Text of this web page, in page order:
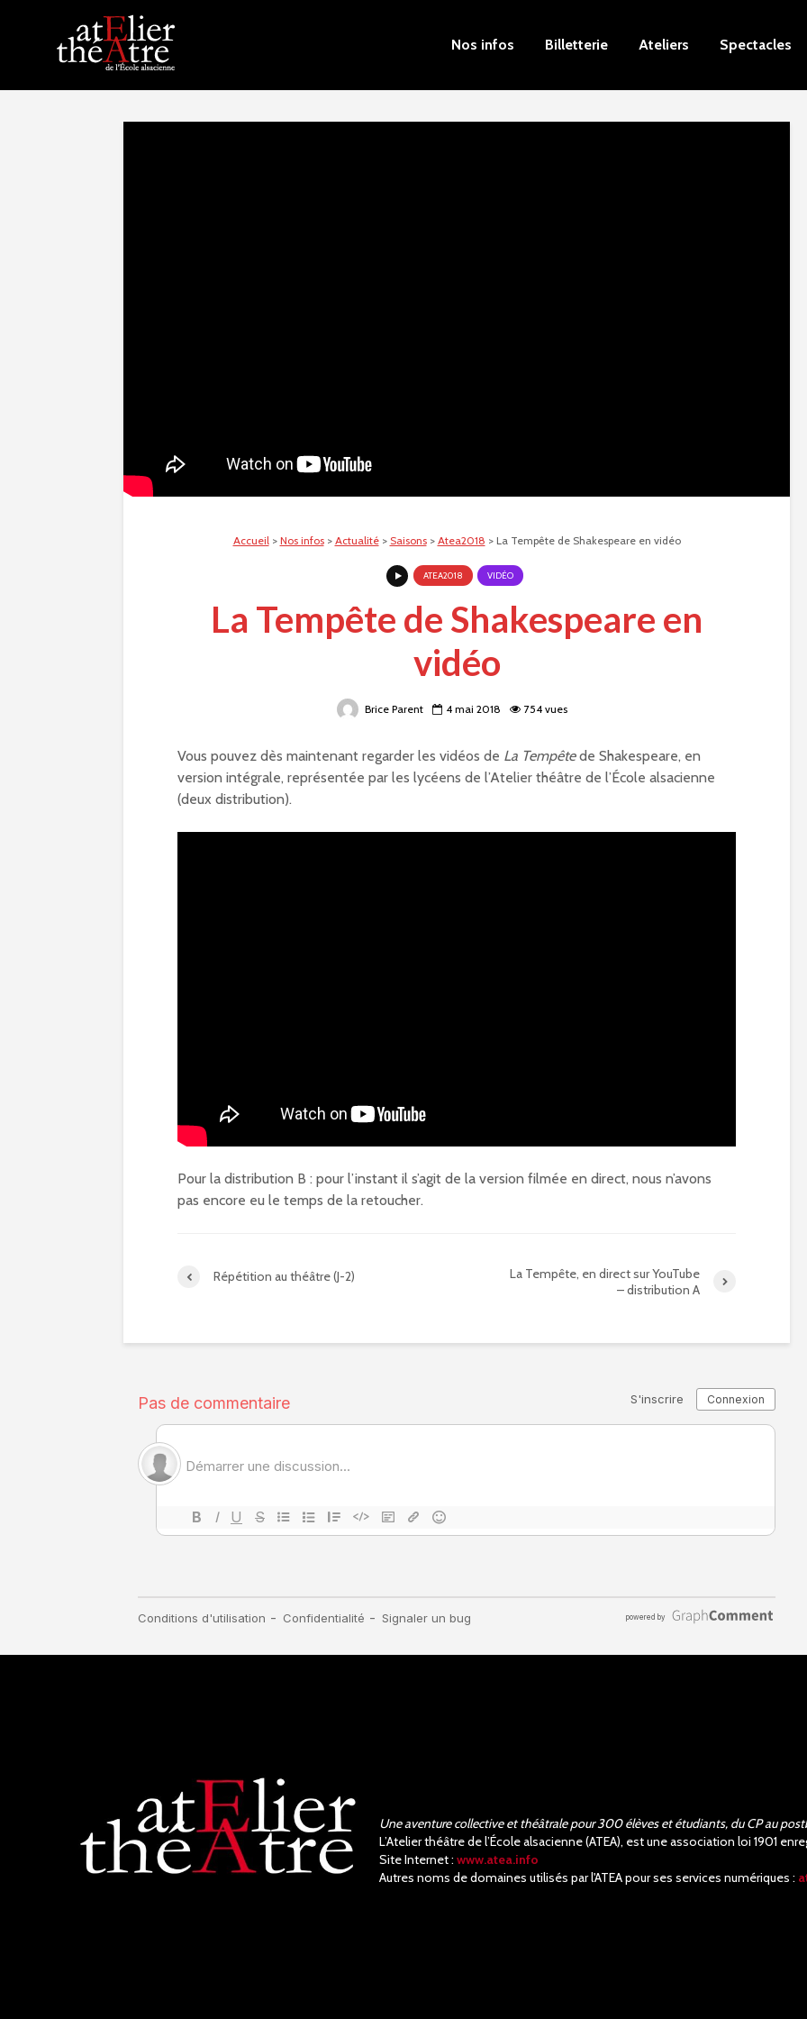
Nos infos Billetterie Ateliers Spectacles
Accueil> Nos infos> Actualité> Saisons> Atea2018 > La Tempête de Shakespeare en vidéo
ATEA2018 VIDÉO
La Tempête de Shakespeare en
vidéo
Brice Parent 4 mai 2018 754 vues
Vous pouvez dès maintenant regarder les vidéos de La Tempêtede Shakespeare, en
version intégrale, représentée par les lycéens de l’Atelier théâtre de l’École alsacienne
(deux distribution).
Pour la distribution B : pour l’instant il s’agit de la version filmée en direct, nous n’avons
pas encore eu le temps de la retoucher.
Répétition au théâtre (J-2)
La Tempête, en direct sur YouTube
– distribution A
Une aventure collective et théâtrale pour 300 élèves et étudiants, du CP au
L’Atelier théâtre de l’École alsacienne (ATEA), est une association loi 1901
Site Internet : www.atea.info
Autres noms de domaines utilisés par l'ATEA pour ses services numériques :